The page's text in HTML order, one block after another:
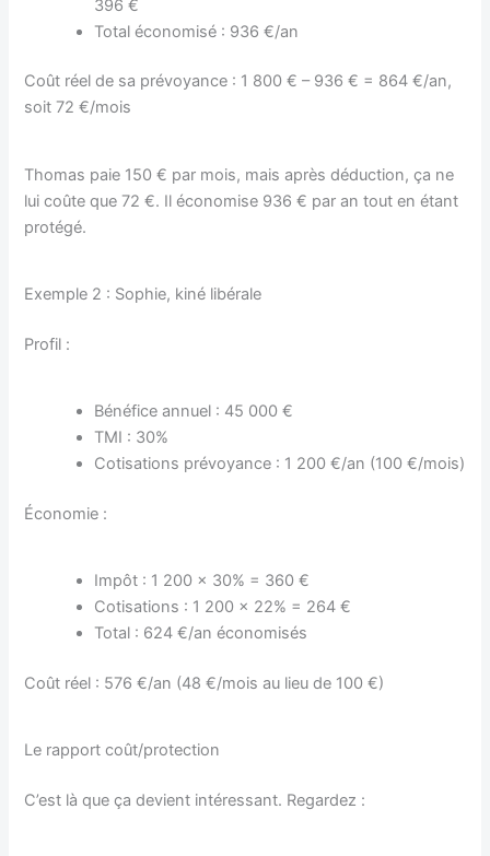
396 €
Total économisé : 936 €/an
Coût réel de sa prévoyance : 1 800 € – 936 € = 864 €/an,
soit 72 €/mois
Thomas paie 150 € par mois, mais après déduction, ça ne
lui coûte que 72 €. Il économise 936 € par an tout en étant
protégé.
Exemple 2 : Sophie, kiné libérale
Profil :
Bénéfice annuel : 45 000 €
TMI : 30%
Cotisations prévoyance : 1 200 €/an (100 €/mois)
Économie :
Impôt : 1 200 × 30% = 360 €
Cotisations : 1 200 × 22% = 264 €
Total : 624 €/an économisés
Coût réel : 576 €/an (48 €/mois au lieu de 100 €)
Le rapport coût/protection
C’est là que ça devient intéressant. Regardez :